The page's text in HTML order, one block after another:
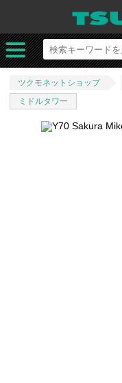
ツクモネットショップ
ミドルタワー